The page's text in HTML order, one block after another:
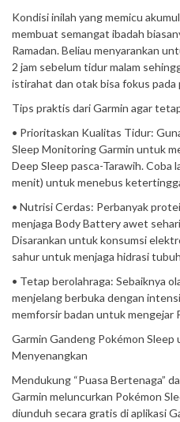
Kondisi inilah yang memicu
membuat semangat ibadah
Ramadan. Beliau menyarankan
2 jam sebelum tidur malam
istirahat dan otak bisa fokus pada
Tips praktis dari Garmin agar
• Prioritaskan Kualitas Tidur:
Sleep Monitoring Garmin untuk
Deep Sleep pasca-Tarawih. Coba
menit) untuk menebus
• Nutrisi Cerdas: Perbanyak
menjaga Body Battery awet
Disarankan untuk konsumsi
sahur untuk menjaga hidrasi
• Tetap berolahraga: Sebaiknya
menjelang berbuka dengan
memforsir badan untuk mengejar
Garmin Gandeng Pokémon
Menyenangkan
Mendukung “Puasa Bertenaga”
Garmin meluncurkan Pokémon
diunduh secara gratis di aplikasi